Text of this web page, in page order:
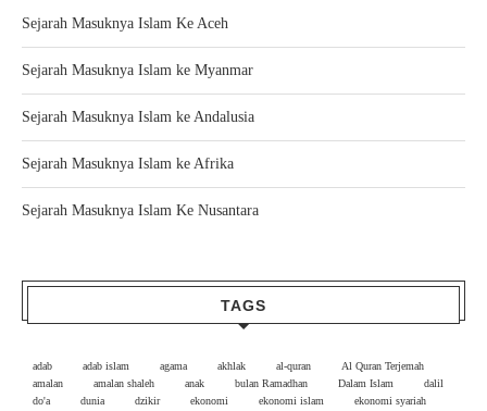
Sejarah Masuknya Islam Ke Aceh
Sejarah Masuknya Islam ke Myanmar
Sejarah Masuknya Islam ke Andalusia
Sejarah Masuknya Islam ke Afrika
Sejarah Masuknya Islam Ke Nusantara
TAGS
adab adab islam agama akhlak al-quran
Al Quran Terjemah
amalan
amalan shaleh anak bulan Ramadhan Dalam Islam
dalil
do'a
dunia dzikir ekonomi ekonomi islam
ekonomi syariah